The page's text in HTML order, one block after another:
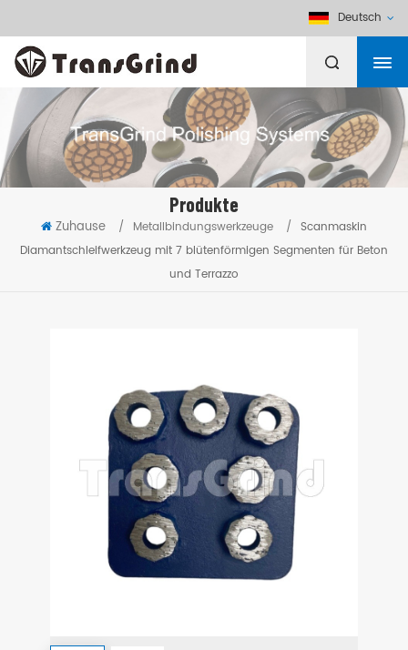
Deutsch
Produkte
Zuhause / Metallbindungswerkzeuge / Scanmaskin
Diamantschleifwerkzeug mit 7 blütenförmigen Segmenten für Beton
und Terrazzo